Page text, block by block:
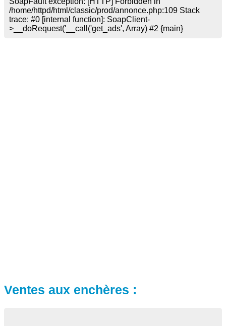
/home/httpd/html/classic/prod/annonce.php:109 Stack
trace: #0 [internal function]: SoapClient-
>__doRequest(' __call('get_ads', Array) #2 {main}
Ventes aux enchères :